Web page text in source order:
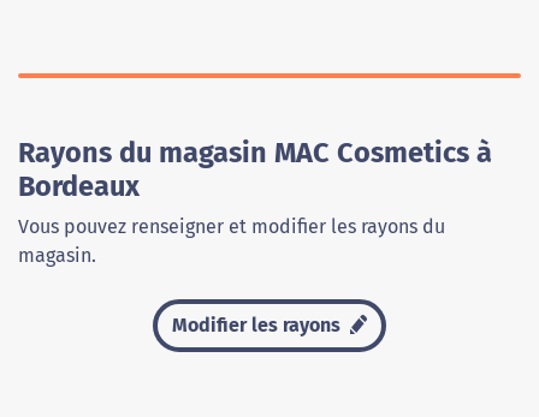
Rayons du magasin MAC Cosmetics à
Bordeaux
Vous pouvez renseigner et modifier les rayons du
magasin.
Modifier les rayons